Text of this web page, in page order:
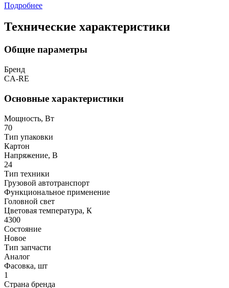
Подробнее
Технические характеристики
Общие параметры
Бренд
CA-RE
Основные характеристики
Мощность, Вт
70
Тип упаковки
Картон
Напряжение, В
24
Тип техники
Грузовой автотранспорт
Функциональное применение
Головной свет
Цветовая температура, К
4300
Состояние
Новое
Тип запчасти
Аналог
Фасовка, шт
1
Страна бренда